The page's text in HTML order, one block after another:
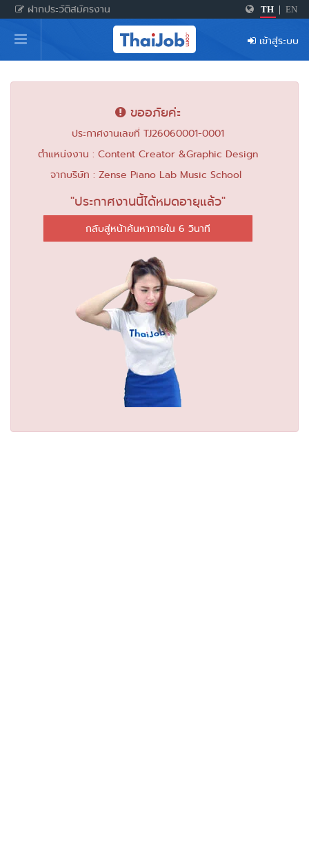
ฝากประวัติสมัครงาน TH EN
หน้าหลัก
ผู้สมัครงาน: เข้าสู่ระบบ
ฝากประวัติสมัครงาน
สำหรับผู้ประกอบการ
เข้าสู่ระบบ
ขออภัยค่ะ
ประกาศงานเลขที่ TJ26060001-0001
ตำแหน่งงาน : Content Creator &Graphic Design
จากบริษัท : Zense Piano Lab Music School
"ประกาศงานนี้ได้หมดอายุแล้ว"
กลับสู่หน้าค้นหาภายใน 6 วินาที